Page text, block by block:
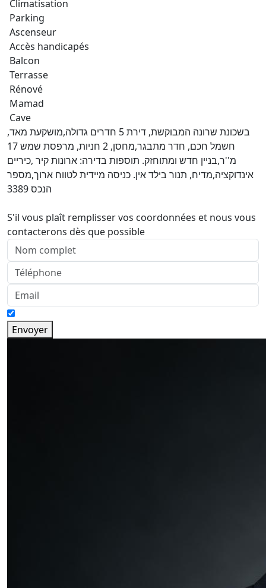
Climatisation
Parking
Ascenseur
Accès handicapés
Balcon
Terrasse
Rénové
Mamad
Cave
בשכונת שרונה המבוקשת, דירת 5 חדרים גדולה,מושקעת מאד,
חשמל חכם, חדר מתבגר,מחסן, 2 חניות, מרפסת שמש 17
מ''ר,בניין חדש ומתוחזק. תוספות בדירה: ארונות קיר ,כיריים
אינדוקציה,מדיח, תנור בילד אין. כניסה מיידית לטווח ארוך,מספר
הנכס 3389
S'il vous plaît remplisser vos coordonnées et nous vous
contacterons dès que possible
Envoyer